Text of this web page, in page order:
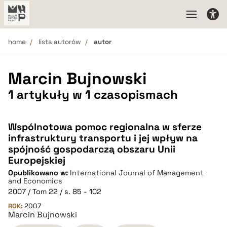
home lista autorów autor
Marcin Bujnowski
1 artykuły w 1 czasopismach
Wspólnotowa pomoc regionalna w sferze
infrastruktury transportu i jej wpływ na
spójność gospodarczą obszaru Unii
Europejskiej
Opublikowano w: International Journal of Management
and Economics
2007 / Tom 22 / s. 85 - 102
ROK: 2007
Marcin Bujnowski